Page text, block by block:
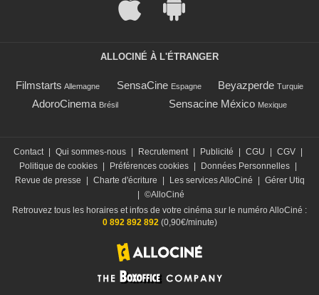
ALLOCINÉ À L'ÉTRANGER
Filmstarts Allemagne SensaCine Espagne Beyazperde Turquie
AdoroCinema Brésil Sensacine México Mexique
Contact | Qui sommes-nous | Recrutement | Publicité | CGU | CGV |
Politique de cookies | Préférences cookies | Données Personnelles |
Revue de presse
| Charte d'écriture | Les services AlloCiné | Gérer Utiq
| ©AlloCiné
Retrouvez tous les horaires et infos de votre cinéma sur le numéro AlloCiné :
0 892 892 892 (0,90€/minute)